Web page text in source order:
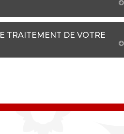
TRAITEMENT DE VOTRE